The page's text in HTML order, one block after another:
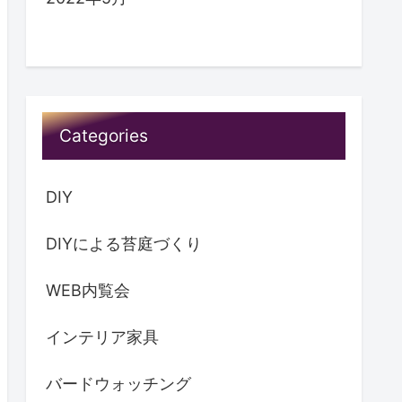
2022年9月
2022年8月
2022年7月
2022年6月
2022年5月
Categories